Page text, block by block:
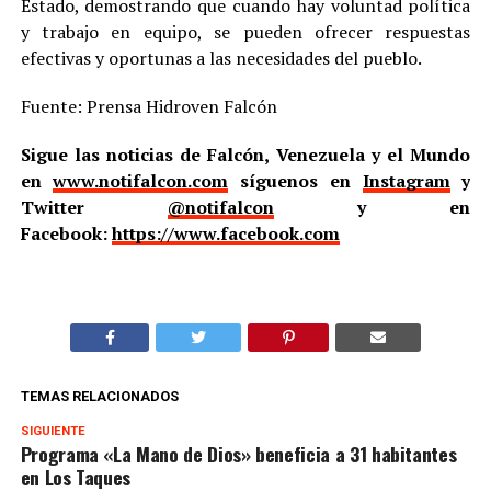
Estado, demostrando que cuando hay voluntad política
y trabajo en equipo, se pueden ofrecer respuestas
efectivas y oportunas a las necesidades del pueblo.
Fuente: Prensa Hidroven Falcón
Sigue las noticias de Falcón, Venezuela y el Mundo
enwww.notifalcon.com síguenos en Instagramy
Twitter @notifalcony en
Facebook:https://www.facebook.com
TEMAS RELACIONADOS
SIGUIENTE
Programa «La Mano de Dios» beneficia a 31 habitantes
en Los Taques